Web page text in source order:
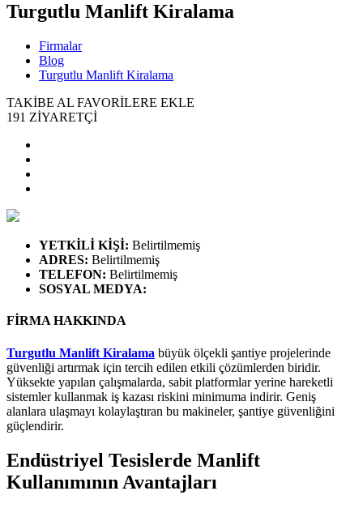
Turgutlu Manlift Kiralama
Firmalar
Blog
Turgutlu Manlift Kiralama
TAKİBE AL FAVORİLERE EKLE
191 ZİYARETÇİ
YETKİLİ KİŞİ: Belirtilmemiş
ADRES: Belirtilmemiş
TELEFON: Belirtilmemiş
SOSYAL MEDYA:
FİRMA HAKKINDA
Turgutlu Manlift Kiralama büyük ölçekli şantiye projelerinde
güvenliği artırmak için tercih edilen etkili çözümlerden biridir.
Yüksekte yapılan çalışmalarda, sabit platformlar yerine hareketli
sistemler kullanmak iş kazası riskini minimuma indirir. Geniş
alanlara ulaşmayı kolaylaştıran bu makineler, şantiye güvenliğini
güçlendirir.
Endüstriyel Tesislerde Manlift
Kullanımının Avantajları